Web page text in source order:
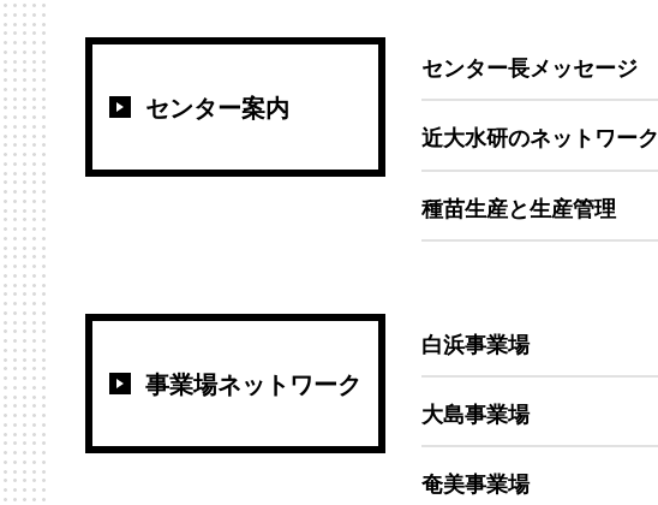
センター案内
センター長メッセージ
近大水研のネットワーク
種苗生産と生産管理
事業場ネットワーク
白浜事業場
大島事業場
奄美事業場